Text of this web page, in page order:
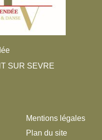
SUR SEVRE
Mentions légales
Plan du site